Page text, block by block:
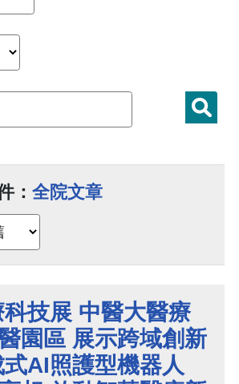
： 全院文章
技展 中醫大醫療
園區 展示跨域創新
AI照護型機器人